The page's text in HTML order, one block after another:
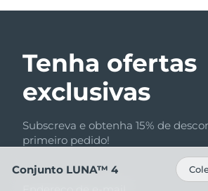
Tenha ofertas
exclusivas
Subscreva e obtenha 15% de
primeiro pedido!
Conjunto LUNA™ 4